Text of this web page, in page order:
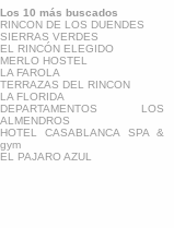
Los 10 más buscados
RINCON DE LOS DUENDES
SIERRAS VERDES
EL RINCÓN ELEGIDO
MERLO HOSTEL
LA FAROLA
TERRAZAS DEL RINCON
LA FLORIDA
DEPARTAMENTOS LOS
ALMENDROS
HOTEL CASABLANCA SPA &
gym
EL PAJARO AZUL